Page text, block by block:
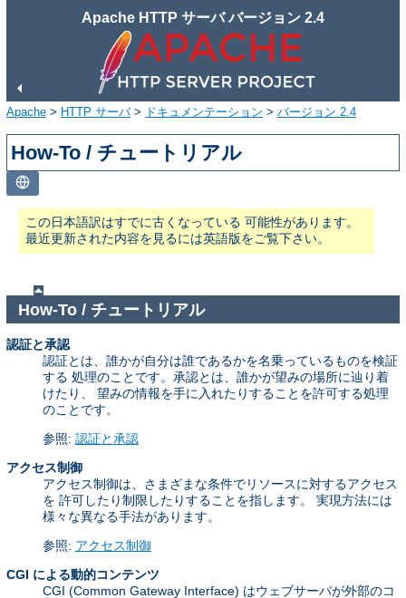
Apache HTTP サーバ バージョン 2.4
Apache > HTTP サーバ> ドキュメンテーション > バージョン 2.4
How-To / チュートリアル
この日本語訳はすでに古くなっている 可能性があります。
最近更新された内容を見るには英語版をご覧下さい。
How-To / チュートリアル
認証と承認
認証とは、誰かが自分は誰であるかを名乗っているものを検証
する 処理のことです。承認とは、誰かが望みの場所に辿り着
けたり、 望みの情報を手に入れたりすることを許可する処理
のことです。
参照: 認証と承認
アクセス制御
アクセス制御は、さまざまな条件でリソースに対するアクセス
を 許可したり制限したりすることを指します。 実現方法には
様々な異なる手法があります。
参照: アクセス制御
CGI による動的コンテンツ
CGI (Common Gateway Interface) はウェブサーバが外部のコ